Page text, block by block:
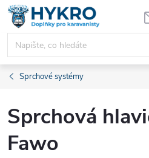
Přejít
obsah
Sprchové systémy
Sprchová
Fawo